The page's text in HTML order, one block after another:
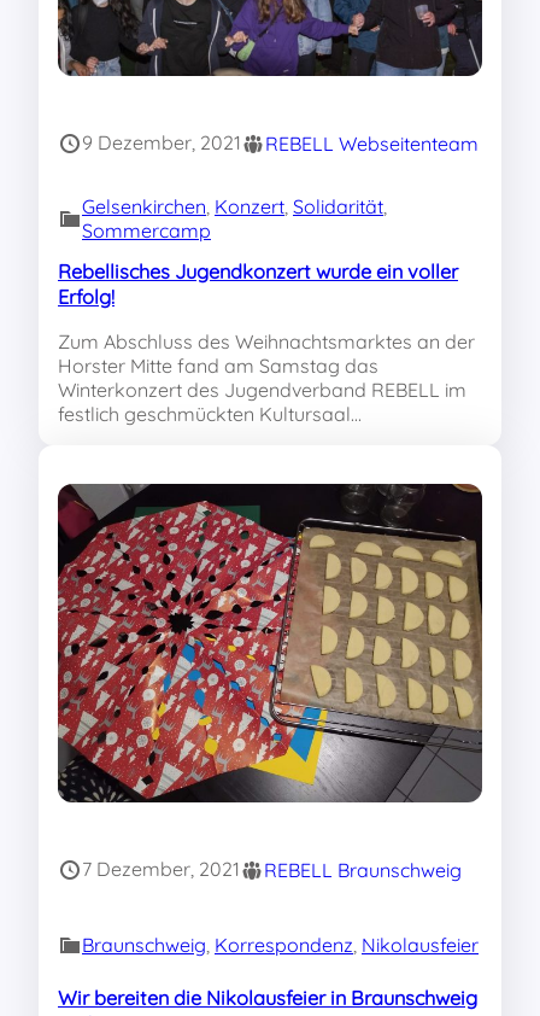
9 Dezember, 2021 REBELL Webseitenteam
Gelsenkirchen Konzert Solidarität
Sommercamp
Rebellisches Jugendkonzert wurde ein voller
Erfolg!
Zum Abschluss des Weihnachtsmarktes an der
Horster Mitte fand am Samstag das
Winterkonzert des Jugendverband REBELL im
festlich geschmückten Kultursaal…
7 Dezember, 2021 REBELL Braunschweig
Braunschweig Korrespondenz Nikolausfeier
Wir bereiten die Nikolausfeier in Braunschweig